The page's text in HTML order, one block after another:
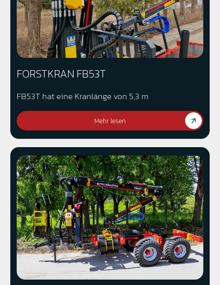
FORSTKRAN FB53T
FB53T hat eine Kranlänge von 5,3 m
Mehr lesen